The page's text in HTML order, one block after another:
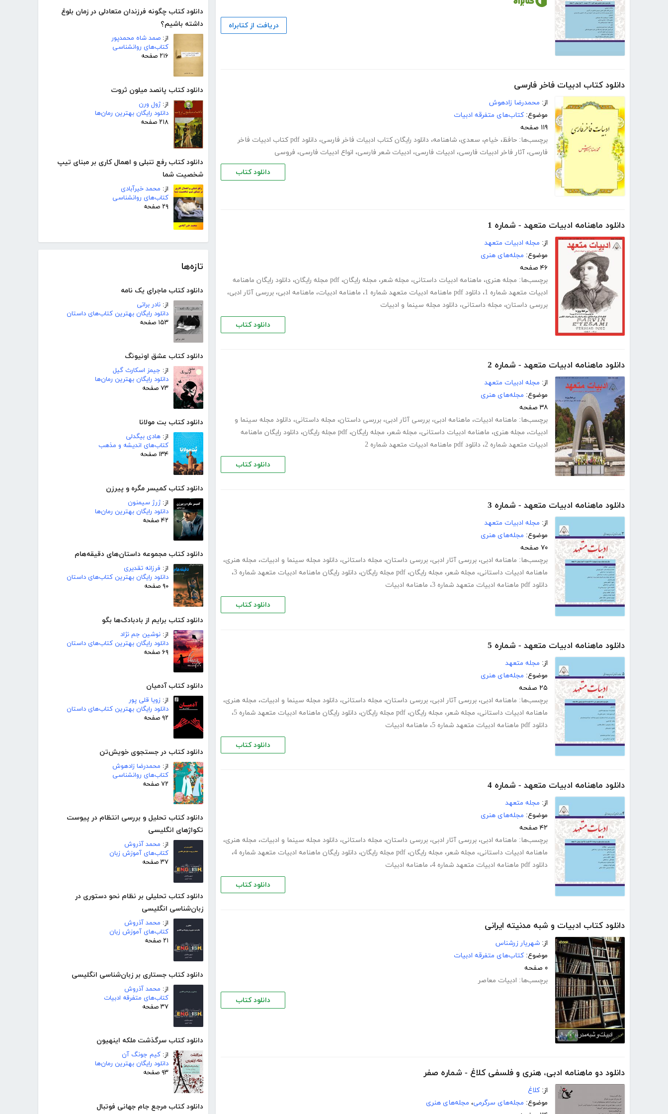
دانلود کتاب چگونه فرزندان متعادلی در زمان بلوغ
داشته باشیم؟
از: صمد شاه محمدپور
کتاب‌های روانشناسی
۲۱۶ صفحه
دانلود کتاب پانصد میلون ثروت
از:ژول ورن
دانلود رایگان بهترین رمان‌ها
۲۱۸ صفحه
دانلود کتاب رفع تنبلی و اهمال کاری بر مبنای تیپ
شخصیت شما
از: محمد خیرآبادی
کتاب‌های روانشناسی
۲۹ صفحه
تازه‌ها
دانلود کتاب ماجرای یک نامه
از: نادر براتی
دانلود رایگان بهترین کتاب‌های داستان
۱۵۳ صفحه
دانلود کتاب عشق اونیونگ
از: جیمز اسکارث گیل
دانلود رایگان بهترین رمان‌ها
۷۳ صفحه
دانلود کتاب بت مولانا
از: هادی بیگدلی
کتاب‌های اندیشه و مذهب
۱۳۴ صفحه
دانلود کتاب کمیسر مگره و پیرزن
از:ژرژ سیمنون
دانلود رایگان بهترین رمان‌ها
۴۲ صفحه
دانلود کتاب مجموعه داستان‌های دقیقه‌هام
از: فرزانه تقدیری
دانلود رایگان بهترین کتاب‌های داستان
۹۰ صفحه
دانلود کتاب برایم از بادبادک‌ها بگو
از: نوشین جم نژاد
دانلود رایگان بهترین کتاب‌های داستان
۶۹ صفحه
دانلود کتاب آدمیان
از: زویا قلی پور
دانلود رایگان بهترین کتاب‌های داستان
۹۲ صفحه
دانلود کتاب در جستجوی خویش‌تن
از: محمدرضا زادهوش
کتاب‌های روانشناسی
۷۲ صفحه
دانلود کتاب تحلیل و بررسی انتظام در پیوست
تکواژهای انگلیسی
از: محمد آذروش
کتاب‌های آموزش زبان
۳۷ صفحه
دانلود کتاب تحلیلی بر نظام نحو دستوری در
زبان‌شناسی انگلیسی
از: محمد آذروش
کتاب‌های آموزش زبان
۲۱ صفحه
دانلود کتاب جستاری بر زبان‌شناسی انگلیسی
از: محمد آذروش
کتاب‌های متفرقه ادبیات
۳۷ صفحه
دانلود کتاب سرگذشت ملکه اینهیون
از: کیم جونگ آن
دانلود رایگان بهترین رمان‌ها
۹۳ صفحه
دانلود کتاب مرجع جام جهانی فوتبال
دریافت از کتابراه
دانلود کتاب ادبیات فاخر فارسی
از: محمدرضا زادهوش
موضوع: کتاب‌های متفرقه ادبیات
۱۱۹ صفحه
برچسب‌ها: حافظ، خیام، سعدی، شاهنامه، دانلود رایگان کتاب ادبیات فاخر فارسی،
دانلود pdf کتاب ادبیات فاخر
فارسی، آثار فاخر ادبیات فارسی، ادبیات فارسی، ادبیات شعر فارسی، انواع ادبیات فارسی، فروسی
دانلود کتاب
دانلود ماهنامه ادبیات متعهد - شماره 1
از: مجله ادبیات متعهد
موضوع: مجله‌های هنری
۴۶ صفحه
برچسب‌ها: مجله هنری، ماهنامه ادبیات داستانی، مجله شعر، مجله رایگان، pdf مجله رایگان ، دانلود رایگان ماهنامه
ادبیات متعهد شماره 1
، دانلود pdf ماهنامه ادبیات متعهد شماره 1 ، ماهنامه ادبیات، ماهنامه ادبی، بررسی آثار ادبی،
بررسی داستان، مجله داستانی، دانلود مجله سینما و ادبیات
دانلود کتاب
دانلود ماهنامه ادبیات متعهد - شماره 2
از: مجله ادبیات متعهد
موضوع: مجله‌های هنری
۳۸ صفحه
برچسب‌ها: ماهنامه ادبیات، ماهنامه ادبی، بررسی آثار ادبی، بررسی داستان، مجله داستانی، دانلود مجله سینما و
ادبیات، مجله هنری، ماهنامه ادبیات داستانی، مجله شعر، مجله رایگان، pdf مجله رایگان ، دانلود رایگان ماهنامه
ادبیات متعهد شماره 2
، دانلود pdf ماهنامه ادبیات متعهد شماره 2
دانلود کتاب
دانلود ماهنامه ادبیات متعهد - شماره 3
از: مجله ادبیات متعهد
موضوع: مجله‌های هنری
۷۰ صفحه
برچسب‌ها: ماهنامه ادبی، بررسی آثار ادبی، بررسی داستان، مجله داستانی، دانلود مجله سینما و ادبیات، مجله هنری،
ماهنامه ادبیات داستانی، مجله شعر، مجله رایگان، pdf مجله رایگان ، دانلود رایگان ماهنامه ادبیات متعهد شماره 3
،
دانلود pdf ماهنامه ادبیات متعهد شماره 3
، ماهنامه ادبیات
دانلود کتاب
دانلود ماهنامه ادبیات متعهد - شماره 5
از: مجله متعهد
موضوع: مجله‌های هنری
۲۵ صفحه
برچسب‌ها: ماهنامه ادبی، بررسی آثار ادبی، بررسی داستان، مجله داستانی، دانلود مجله سینما و ادبیات، مجله هنری،
ماهنامه ادبیات داستانی، مجله شعر، مجله رایگان، pdf مجله رایگان ، دانلود رایگان ماهنامه ادبیات متعهد شماره 5
،
دانلود pdf ماهنامه ادبیات متعهد شماره 5
، ماهنامه ادبیات
دانلود کتاب
دانلود ماهنامه ادبیات متعهد - شماره 4
از: مجله متعهد
موضوع: مجله‌های هنری
۴۲ صفحه
برچسب‌ها: ماهنامه ادبی، بررسی آثار ادبی، بررسی داستان، مجله داستانی، دانلود مجله سینما و ادبیات، مجله هنری،
ماهنامه ادبیات داستانی، مجله شعر، مجله رایگان، pdf مجله رایگان ، دانلود رایگان ماهنامه ادبیات متعهد شماره 4
،
دانلود pdf ماهنامه ادبیات متعهد شماره 4
، ماهنامه ادبیات
دانلود کتاب
دانلود کتاب ادبیات و شبه مدنیته ایرانی
از: شهریار زرشناس
موضوع: کتاب‌های متفرقه ادبیات
۰ صفحه
برچسب‌ها: ادبیات معاصر
دانلود کتاب
دانلود دو ماهنامه ادبی، هنری و فلسفی کلاغ - شماره صفر
از: کلاغ
موضوع: مجله‌های سرگرمی، مجله‌های هنری